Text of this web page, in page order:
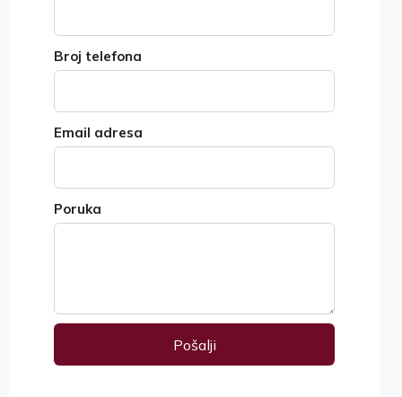
Broj telefona
Email adresa
Poruka
Pošalji